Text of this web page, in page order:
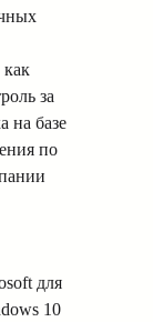
как
за
на базе
по
для
10